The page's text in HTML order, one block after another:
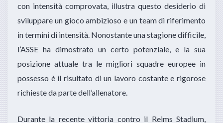
con intensità comprovata, illustra questo desiderio di
sviluppare un gioco ambizioso e un team di riferimento
in termini di intensità. Nonostante una stagione difficile,
l’ASSE ha dimostrato un certo potenziale, e la sua
posizione attuale tra le migliori squadre europee in
possesso è il risultato di un lavoro costante e rigorose
richieste da parte dell’allenatore.
Durante la recente vittoria contro il Reims Stadium,